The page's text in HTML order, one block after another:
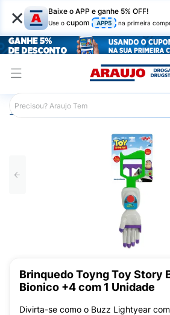
× Baixe o APP e ganhe 5% OFF!
Use o cupom APP5 na primeira
Araujo Infantil
Brinquedo Toyng Toy Story
Bionico +4 com 1 Unidade
Divirta-se como o Buzz Lightyear